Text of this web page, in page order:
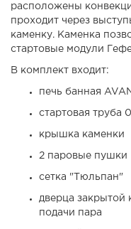
расположены
проходит через
каменку. Каменка
стартовые модули
В комплект входит:
печь банная
стартовая труба
крышка каменки
2 паровые пушки
сетка "Тюльпан"
дверца закрытой
подачи пара